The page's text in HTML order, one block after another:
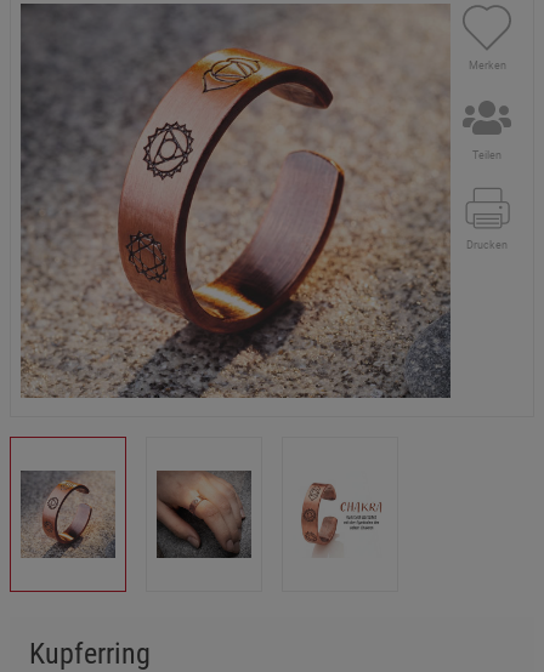
Merken
Teilen
Drucken
Kupferring